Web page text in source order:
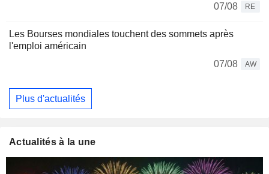
07/08
RE
Les Bourses mondiales touchent des sommets après
l'emploi américain
07/08
AW
Plus d'actualités
Actualités à la une